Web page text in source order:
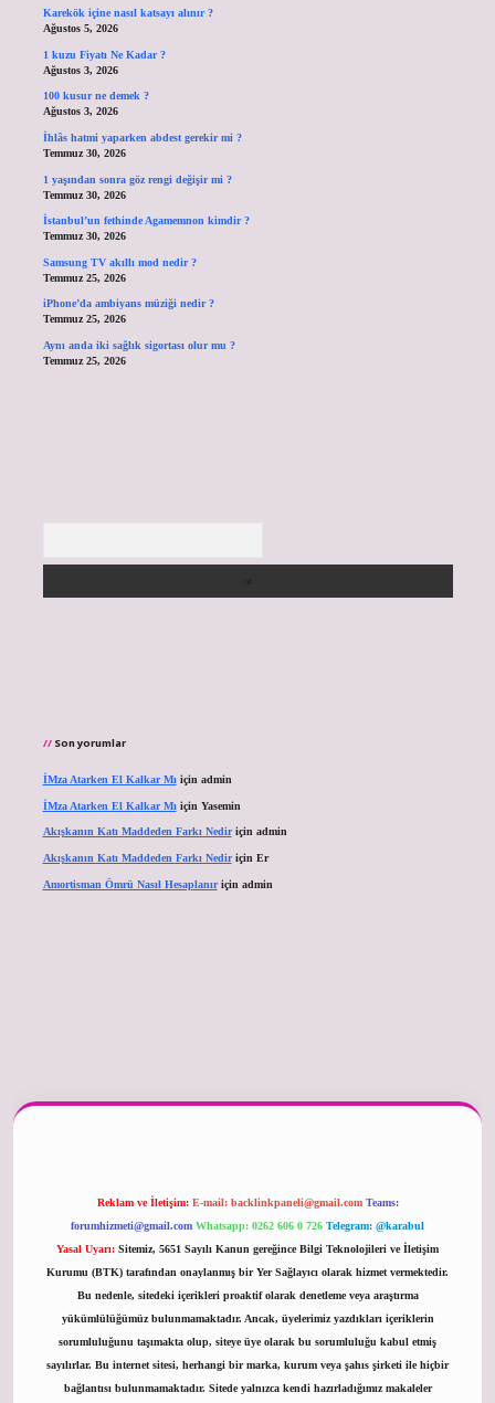
Karekök içine nasıl katsayı alınır ?
Ağustos 5, 2026
1 kuzu Fiyatı Ne Kadar ?
Ağustos 3, 2026
100 kusur ne demek ?
Ağustos 3, 2026
İhlâs hatmi yaparken abdest gerekir mi ?
Temmuz 30, 2026
1 yaşından sonra göz rengi değişir mi ?
Temmuz 30, 2026
İstanbul’un fethinde Agamemnon kimdir ?
Temmuz 30, 2026
Samsung TV akıllı mod nedir ?
Temmuz 25, 2026
iPhone’da ambiyans müziği nedir ?
Temmuz 25, 2026
Aynı anda iki sağlık sigortası olur mu ?
Temmuz 25, 2026
Son yorumlar
İMza Atarken El Kalkar Mıiçin admin
İMza Atarken El Kalkar Mıiçin Yasemin
Akışkanın Katı Maddeden Farkı Nediriçin admin
Akışkanın Katı Maddeden Farkı Nediriçin Er
Amortisman Ömrü Nasıl Hesaplanıriçin admin
Reklam ve İletişim: E-mail: backlinkpaneli@gmail.com Teams:
forumhizmeti@gmail.com Whatsapp: 0262 606 0 726 Telegram: @karabul
Yasal Uyarı: Sitemiz, 5651 Sayılı Kanun gereğince Bilgi Teknolojileri ve İletişim
Kurumu (BTK) tarafından onaylanmış bir Yer Sağlayıcı olarak hizmet vermektedir.
Bu nedenle, sitedeki içerikleri proaktif olarak denetleme veya araştırma
yükümlülüğümüz bulunmamaktadır. Ancak, üyelerimiz yazdıkları içeriklerin
sorumluluğunu taşımakta olup, siteye üye olarak bu sorumluluğu kabul etmiş
sayılırlar. Bu internet sitesi, herhangi bir marka, kurum veya şahıs şirketi ile hiçbir
bağlantısı bulunmamaktadır. Sitede yalnızca kendi hazırladığımız makaleler